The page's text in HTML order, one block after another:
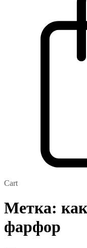
Cart
Метка:
фарфор